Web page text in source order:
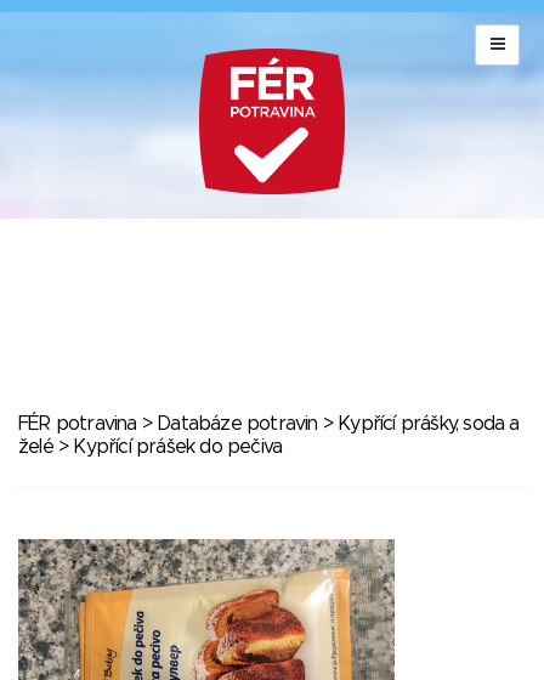
FÉR potravina > Databáze potravin > Kypřící prášky, soda a
želé> Kypřící prášek do pečiva